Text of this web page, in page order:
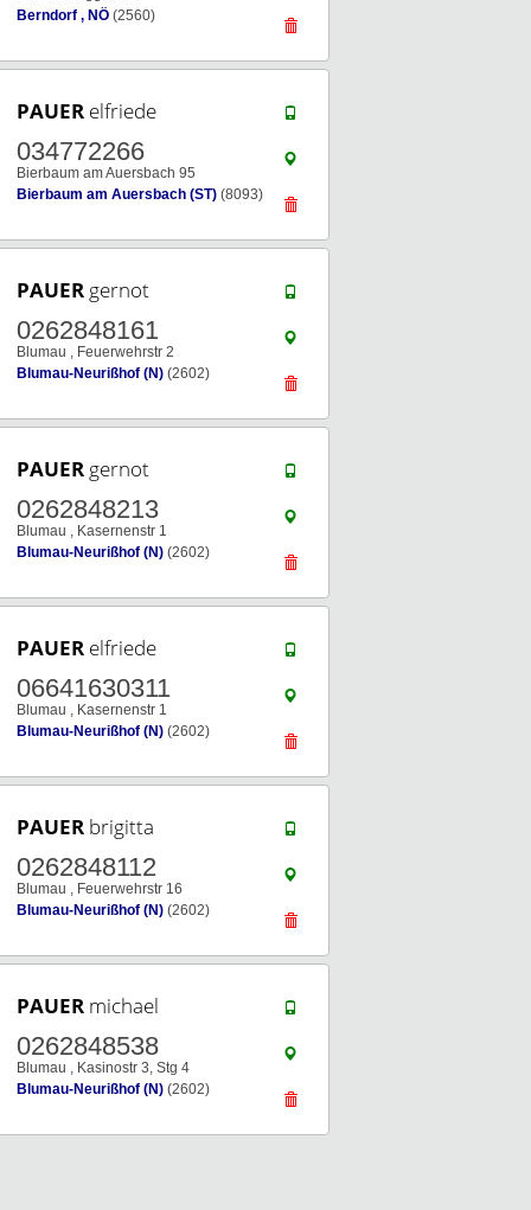
Berndorf , NÖ (2560)
PAUER elfriede
034772266
Bierbaum am Auersbach 95
Bierbaum am Auersbach (ST) (8093)
PAUER gernot
0262848161
Blumau , Feuerwehrstr 2
Blumau-Neurißhof (N) (2602)
PAUER gernot
0262848213
Blumau , Kasernenstr 1
Blumau-Neurißhof (N) (2602)
PAUER elfriede
06641630311
Blumau , Kasernenstr 1
Blumau-Neurißhof (N) (2602)
PAUER brigitta
0262848112
Blumau , Feuerwehrstr 16
Blumau-Neurißhof (N) (2602)
PAUER michael
0262848538
Blumau , Kasinostr 3, Stg 4
Blumau-Neurißhof (N) (2602)